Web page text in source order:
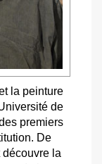
la peinture
de
premiers
De
découvre la